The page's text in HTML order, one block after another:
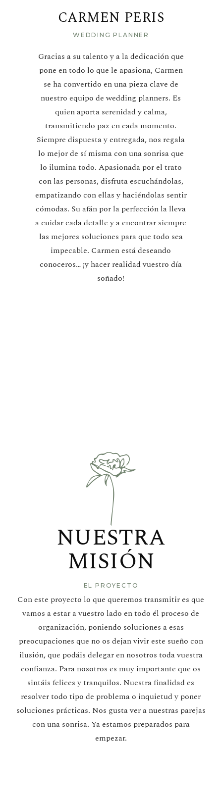
CARMEN PERIS
WEDDING PLANNER
Gracias a su talento y a la dedicación que
pone en todo lo que le apasiona, Carmen
se ha convertido en una pieza clave de
nuestro equipo de wedding planners. Es
quien aporta serenidad y calma,
transmitiendo paz en cada momento.
Siempre dispuesta y entregada, nos regala
lo mejor de sí misma con una sonrisa que
lo ilumina todo. Apasionada por el trato
con las personas, disfruta escuchándolas,
empatizando con ellas y haciéndolas sentir
cómodas. Su afán por la perfección la lleva
a cuidar cada detalle y a encontrar siempre
las mejores soluciones para que todo sea
impecable. Carmen está deseando
conoceros… ¡y hacer realidad vuestro día
soñado!
NUESTRA
MISIÓN
EL PROYECTO
Con este proyecto lo que queremos transmitir es que
vamos a estar a vuestro lado en todo él proceso de
organización, poniendo soluciones a esas
preocupaciones que no os dejan vivir este sueño con
ilusión, que podáis delegar en nosotros toda vuestra
confianza. Para nosotros es muy importante que os
sintáis felices y tranquilos. Nuestra finalidad es
resolver todo tipo de problema o inquietud y poner
soluciones prácticas. Nos gusta ver a nuestras parejas
con una sonrisa. Ya estamos preparados para
empezar.